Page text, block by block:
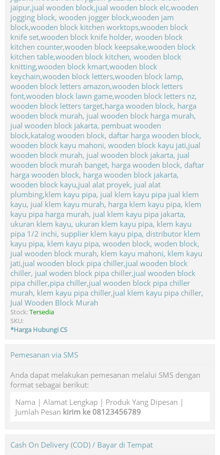
Jual Wooden Block Murah
Stock:Tersedia
SKU:
*Harga Hubungi CS
Pemesanan via SMS
Anda dapat melakukan pemesanan melalui SMS dengan
format sebagai berikut:
Nama | Alamat Lengkap | Produk Yang Dipesan |
Jumlah Pesan kirim ke 08123456789
Cash On Delivery (COD) / Bayar di Tempat